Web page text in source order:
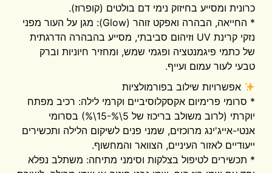
כרונית ומסייע בחיזוק נימי דם בולטים (קופרוז).
* החייאה, הבהרה ואפקט זוהר (Glow): מגן על העור מפני
נזקי קרינת UV וזיהום סביבתי, מסייע בהבהרה הדרגתית
של כתמי פיגמנטציה ופגמי שמש, ומחזיר חיוניות וברק
טבעי לעור עמום ועייף.
אפשרויות שילוב בפורמולציות
* סרומי פרימיום אקסקלוסיביים וקרמי לילה: רכיב מפתח
יוקרתי (לרוב משולב בריכוז של 5\%-15\%) בסרומי
אנטי-אייג'ינג מרוכזים, שמני פנים לשיקום הלילה ותכשירים
ייעודיים לאזור העיניים, הצוואר והמחשוף.
* תכשירים לטיפול בצלקות וסימני מתיחה: משתלב נפלא